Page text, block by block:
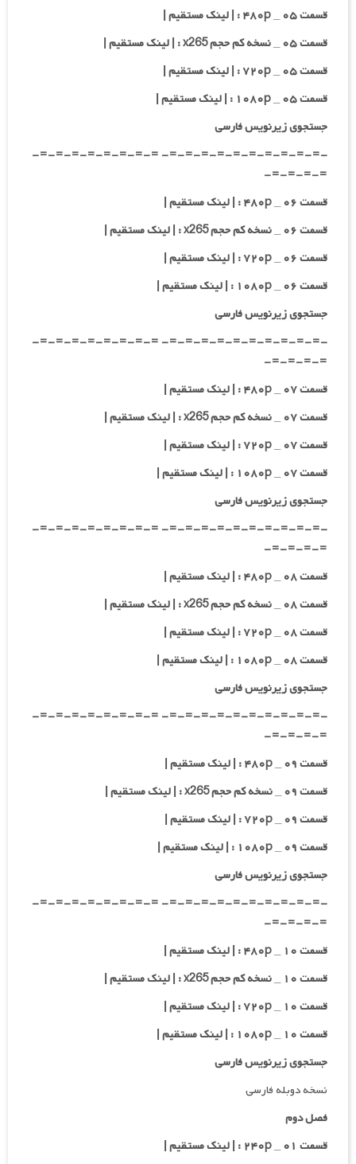
قسمت ۰۵ _ ۴۸۰p : | لینک مستقیم |
قسمت ۰۵ _ نسخه کم حجم x265 : | لینک مستقیم |
قسمت ۰۵ _ ۷۲۰p : | لینک مستقیم |
قسمت ۰۵ _ ۱۰۸۰p : | لینک مستقیم |
جستجوی زیرنویس فارسی
-=-=-=-=-=-=-=-=-=-=- =-=-=-=-=-=-=-=-
=-=-=-=-
قسمت ۰۶ _ ۴۸۰p : | لینک مستقیم |
قسمت ۰۶ _ نسخه کم حجم x265 : | لینک مستقیم |
قسمت ۰۶ _ ۷۲۰p : | لینک مستقیم |
قسمت ۰۶ _ ۱۰۸۰p : | لینک مستقیم |
جستجوی زیرنویس فارسی
-=-=-=-=-=-=-=-=-=-=- =-=-=-=-=-=-=-=-
=-=-=-=-
قسمت ۰۷ _ ۴۸۰p : | لینک مستقیم |
قسمت ۰۷ _ نسخه کم حجم x265 : | لینک مستقیم |
قسمت ۰۷ _ ۷۲۰p : | لینک مستقیم |
قسمت ۰۷ _ ۱۰۸۰p : | لینک مستقیم |
جستجوی زیرنویس فارسی
-=-=-=-=-=-=-=-=-=-=- =-=-=-=-=-=-=-=-
=-=-=-=-
قسمت ۰۸ _ ۴۸۰p : | لینک مستقیم |
قسمت ۰۸ _ نسخه کم حجم x265 : | لینک مستقیم |
قسمت ۰۸ _ ۷۲۰p : | لینک مستقیم |
قسمت ۰۸ _ ۱۰۸۰p : | لینک مستقیم |
جستجوی زیرنویس فارسی
-=-=-=-=-=-=-=-=-=-=- =-=-=-=-=-=-=-=-
=-=-=-=-
قسمت ۰۹ _ ۴۸۰p : | لینک مستقیم |
قسمت ۰۹ _ نسخه کم حجم x265 : | لینک مستقیم |
قسمت ۰۹ _ ۷۲۰p : | لینک مستقیم |
قسمت ۰۹ _ ۱۰۸۰p : | لینک مستقیم |
جستجوی زیرنویس فارسی
-=-=-=-=-=-=-=-=-=-=- =-=-=-=-=-=-=-=-
=-=-=-=-
قسمت ۱۰ _ ۴۸۰p : | لینک مستقیم |
قسمت ۱۰ _ نسخه کم حجم x265 : | لینک مستقیم |
قسمت ۱۰ _ ۷۲۰p : | لینک مستقیم |
قسمت ۱۰ _ ۱۰۸۰p : | لینک مستقیم |
جستجوی زیرنویس فارسی
نسخه دوبله فارسی
فصل دوم
قسمت ۰۱ _ ۲۴۰p : | لینک مستقیم |